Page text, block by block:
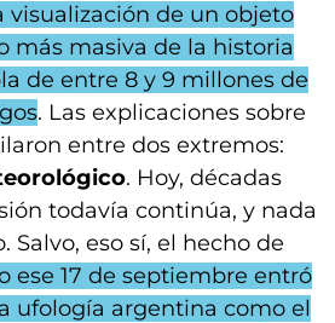
visualización de un objeto
más masiva de la historia
de entre 8 y 9 millones de
. Las explicaciones sobre
entre dos extremos:
. Hoy, décadas
todavía continúa, y nada
Salvo, eso sí, el hecho de
ese 17 de septiembre entró
ufología argentina como el